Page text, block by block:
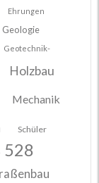
Ehrungen
Geologie
Geotechnik-
Holzbau
Mechanik
Schüler
528